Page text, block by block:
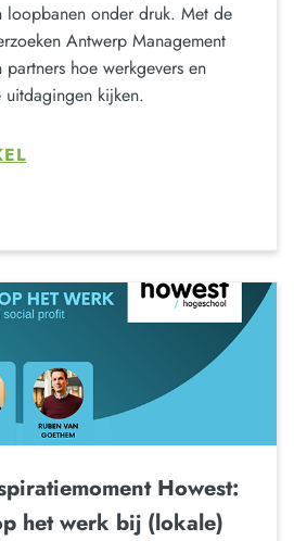
loopbanen onder druk. Met de
Antwerp Management
hoe werkgevers en
uitdagingen kijken.
Howest:
het werk bij (lokale)